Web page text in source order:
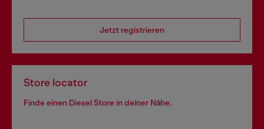
Jetzt registrieren
Store locator
Finde einen Diesel Store in deiner Nähe.